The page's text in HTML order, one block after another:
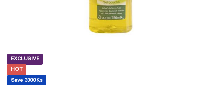
EXCLUSIVE
HOT
Save 3000Ks